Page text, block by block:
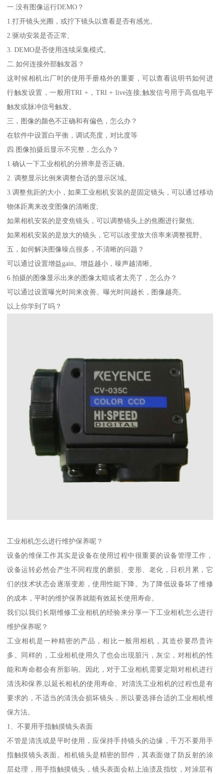
一.没有图像运行DEMO？
1.打开镜头光圈，或拧下镜头以查看是否有感光。
2.驱动安装是否正常;
3. DEMO是否使用连续采集模式。
二.如何连接外部触发器？
这时候相机出厂时的使用手册格外的重要，可以查看说明书如何进
行触发设置，一般用TRI +，TRI + live连接;触发信号用于高低电平
触发或脉冲信号触发。
三，图像的颜色不正确和有偏色，怎么办？
在软件中设置白平衡，调试亮度，对比度等
四.图像拍摄后显示不完整，怎么办？
1.确认一下工业相机的分辨率是否正确。
2. 调整显示比例来调整合适的显示区域。
3.调整焦距的大小，如果工业相机安装的是固定镜头，可以通过移动
物体距离来改变图像的清晰度;
如果相机安装的是变焦镜头，可以调整镜头上的焦圈进行聚焦;
如果相机安装的是放大的镜头，它可以改变放大倍率来调整视野。
五，如何解决图像噪点很多，不清晰的问题？
可以通过设置增益gain。增益越小，噪声越清晰。
6.拍摄的图像显示出来的图像太暗或者太亮了，怎么办？
可以通过设置曝光时间来改善。曝光时间越长，图像越亮。
以上你学到了吗？
工业相机怎么进行维护保养呢？
设备的维保工作其实是设备在使用过程中很重要的设备管理工作，
设备运转必然会产生不同程度的磨损、变形、老化，日积月累，它
们的技术状态会逐渐变差，使用性能下降。为了降低设备坏了维修
的成本，平时的维护保养就能有效延长使用寿命。
我们以我们长期维修工业相机的经验来分享一下工业相机怎么进行
维护保养呢？
工业相机是一种精密的产品，相比一般用相机，其造价要昂贵许
多。同样的，工业相机使用久了也会出现脏污，灰尘，对相机的性
能和寿命都会有所影响。因此，对于工业相机需要定期对相机进行
清洗和保养,以延长相机的使用寿命。对清洗工业相机的过程也是有
要求的，不适当的清洗会损坏镜头，所以要选择合适的工业相机维
保方法。
1、不要用手指触摸镜头表面
不管是清洗或是平时使用，应保持手持镜头的边缘，千万不要用手
指触摸镜头表面。相机镜头是精密的部件，其表面做了防反射的涂
层处理，用手指触摸镜头，镜头表面会粘上油渍及指纹，对涂层有